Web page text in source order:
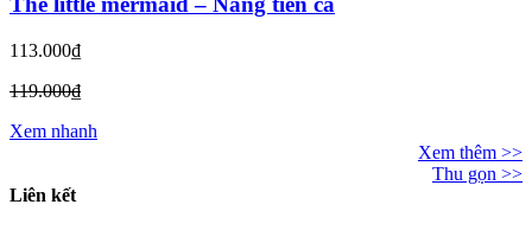
113.000₫
119.000₫
Xem nhanh
Xem thêm >>
Thu gọn >>
Liên kết